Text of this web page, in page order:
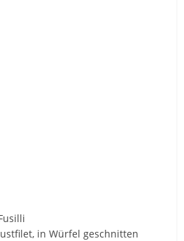
in Würfel geschnitten